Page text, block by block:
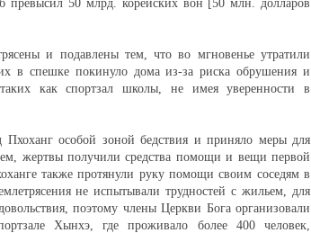
50 млрд. корейских вон [50 млн. долларов
и подавлены тем, что во мгновенье утратили
в спешке покинуло дома из-за риска обрушения и
как спортзал школы, не имея уверенности в
Пхоханг особой зоной бедствия и приняло меры для
жертвы получили средства помощи и вещи первой
также протянули руку помощи своим соседям в
не испытывали трудностей с жильем, для
поэтому члены Церкви Бога организовали
Хынхэ, где проживало более 400 человек,